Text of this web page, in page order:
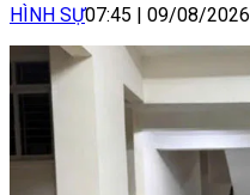
HÌNH SỰ07:45 | 09/08/2026